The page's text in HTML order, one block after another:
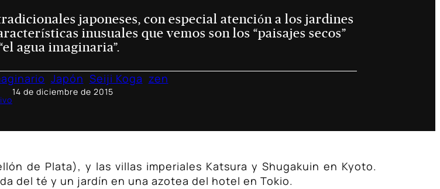
japoneses, con especial atención a los jardines
inusuales que vemos son los “paisajes secos”
agua imaginaria”.
Japón Seiji Koga zen
14 de diciembre de 2015
de Plata), y las villas imperiales Katsura y Shugakuin en Kyoto.
del té y un jardín en una azotea del hotel en Tokio.